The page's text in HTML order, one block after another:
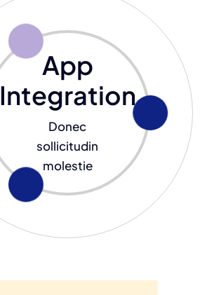
App
Integration
Donec
sollicitudin
molestie